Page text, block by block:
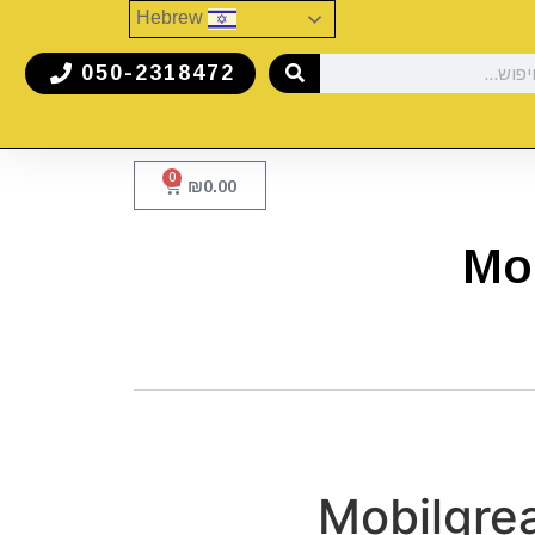
050-2318472
₪0.00
0
Hebrew